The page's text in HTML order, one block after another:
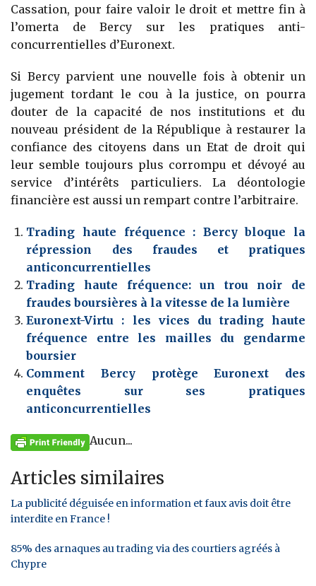
Cassation, pour faire valoir le droit et mettre fin à
l’omerta de Bercy sur les pratiques anti-
concurrentielles d’Euronext.
Si Bercy parvient une nouvelle fois à obtenir un
jugement tordant le cou à la justice, on pourra
douter de la capacité de nos institutions et du
nouveau président de la République à restaurer la
confiance des citoyens dans un Etat de droit qui
leur semble toujours plus corrompu et dévoyé au
service d’intérêts particuliers. La déontologie
financière est aussi un rempart contre l’arbitraire.
Trading haute fréquence : Bercy bloque la
répression des fraudes et pratiques
anticoncurrentielles
Trading haute fréquence: un trou noir de
fraudes boursières à la vitesse de la lumière
Euronext-Virtu : les vices du trading haute
fréquence entre les mailles du gendarme
boursier
Comment Bercy protège Euronext des
enquêtes sur ses pratiques
anticoncurrentielles
Aucun...
Articles similaires
La publicité déguisée en information et faux avis doit être
interdite en France !
85% des arnaques au trading via des courtiers agréés à
Chypre